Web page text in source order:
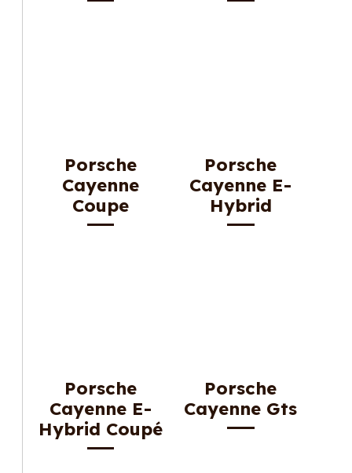
Porsche
Cayenne
Coupe
Porsche
Cayenne E-
Hybrid
Porsche
Cayenne E-
Hybrid Coupé
Porsche
Cayenne Gts